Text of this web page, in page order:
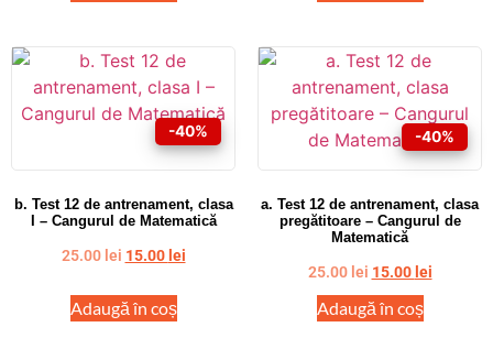
-40%
b. Test 12 de antrenament, clasa
I – Cangurul de Matematică
25.00 lei 15.00lei
Adaugă în coș
-40%
a. Test 12 de antrenament, clasa
pregătitoare – Cangurul de
Matematică
25.00 lei 15.00lei
Adaugă în coș